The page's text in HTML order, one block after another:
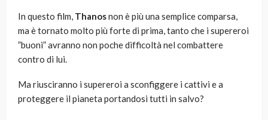
In questo film, Thanosnon è più una semplice comparsa,
ma è tornato molto più forte di prima, tanto che i supereroi
”buoni” avranno non poche difficoltà nel combattere
contro di lui.
Ma riusciranno i supereroi a sconfiggere i cattivi e a
proteggere il pianeta portandosi tutti in salvo?